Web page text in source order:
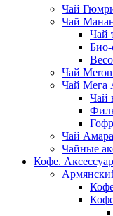
Чай
Чай
Чай
Чай
Чай Мега
Чай
Чай
Чайные
Кофе.